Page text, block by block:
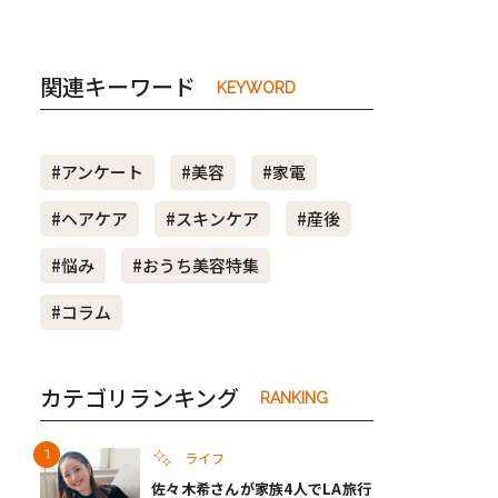
関連キーワード KEYWORD
#アンケート #美容
#家電
#ヘアケア
#スキンケア
#産後
#悩み
#おうち美容特集
#コラム
カテゴリランキング RANKING
ライフ
佐々木希さんが家族4人でLA旅行